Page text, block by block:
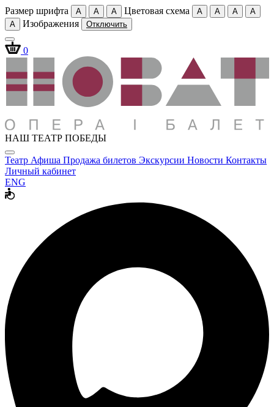
Размер шрифта A A A Цветовая схема A A A
A
A
Изображения Отключить
0
НАШ ТЕАТР ПОБЕДЫ
Театр Афиша Продажа билетов Экскурсии Новости Контакты
Личный кабинет
ENG